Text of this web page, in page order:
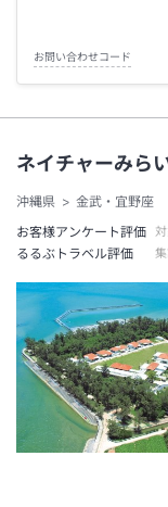
お問い合わせコード
ネイチャーみら
沖縄県
金武・宜野座
お客様アンケート評価
るるぶトラベル評価